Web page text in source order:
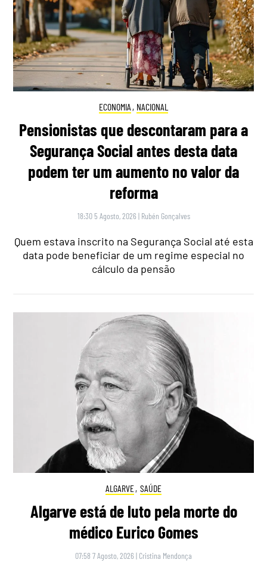
ECONOMIA , NACIONAL
Pensionistas que descontaram para a
Segurança Social antes desta data
podem ter um aumento no valor da
reforma
18:30 5 Agosto, 2026 | Rubén Gonçalves
Quem estava inscrito na Segurança Social até esta
data pode beneficiar de um regime especial no
cálculo da pensão
ALGARVE, SAÚDE
Algarve está de luto pela morte do
médico Eurico Gomes
07:58 7 Agosto, 2026 | Cristina Mendonça